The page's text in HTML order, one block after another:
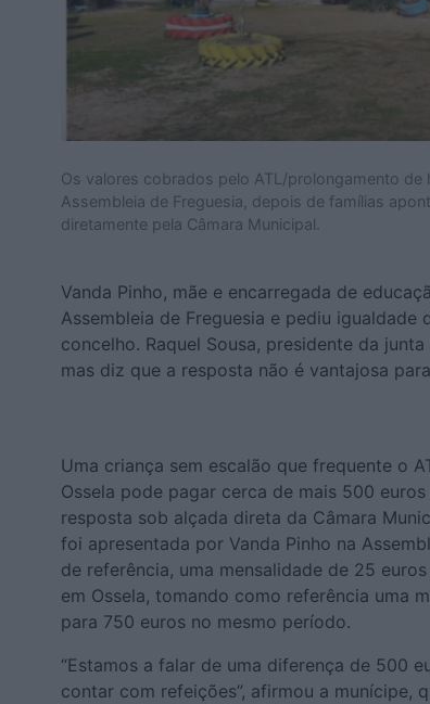
Os valores cobrados pelo ATL/prolongamento
Assembleia de Freguesia, depois de famílias
diretamente pela Câmara Municipal.
Vanda Pinho, mãe e encarregada de
Assembleia de Freguesia e pediu
concelho. Raquel Sousa, presidente da
mas diz que a resposta não é vantajosa
Uma criança sem escalão que frequente o
Ossela pode pagar cerca de mais 500
resposta sob alçada direta da Câmara
foi apresentada por Vanda Pinho na
de referência, uma mensalidade de 25
em Ossela, tomando como referência uma
para 750 euros no mesmo período.
“Estamos a falar de uma diferença de 500
contar com refeições”, afirmou a munícipe,